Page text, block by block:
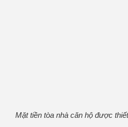
Mặt tiền tòa nhà căn hộ được